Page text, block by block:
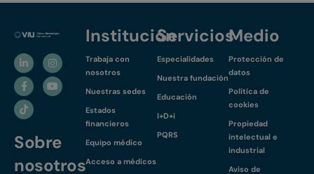
Sobre
nosotros
Institución
Trabaja con
nosotros
Nuestras sedes
Estados
financieros
Equipo médico
Acceso a médicos
Servicios
Especialidades
Nuestra fundación
Educación
I+D+i
PQRS
Medio
Protección de
datos
Política de
cookies
Propiedad
intelectual e
industrial
Aviso de